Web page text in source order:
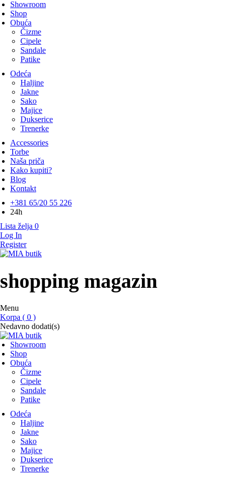
Showroom
Shop
Obuća
Čizme
Cipele
Sandale
Patike
Odeća
Haljine
Jakne
Sako
Majice
Dukserice
Trenerke
Accessories
Torbe
Naša priča
Kako kupiti?
Blog
Kontakt
+381 65/20 55 226
24h
Lista želja 0
Log In
Register
MIA butik
shopping magazin
Menu
Korpa ( 0 )
Nedavno dodati(s)
Showroom
Shop
Obuća
Čizme
Cipele
Sandale
Patike
Odeća
Haljine
Jakne
Sako
Majice
Dukserice
Trenerke